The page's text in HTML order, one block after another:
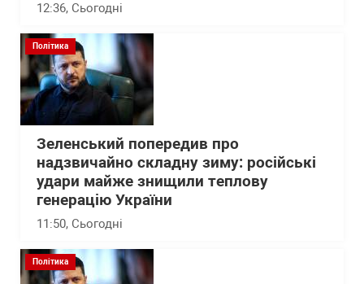
12:36, Сьогодні
Політика
Зеленський попередив про
надзвичайно складну зиму: російські
удари майже знищили теплову
генерацію України
11:50, Сьогодні
Політика